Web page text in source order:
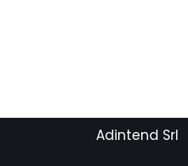
Adintend Srl